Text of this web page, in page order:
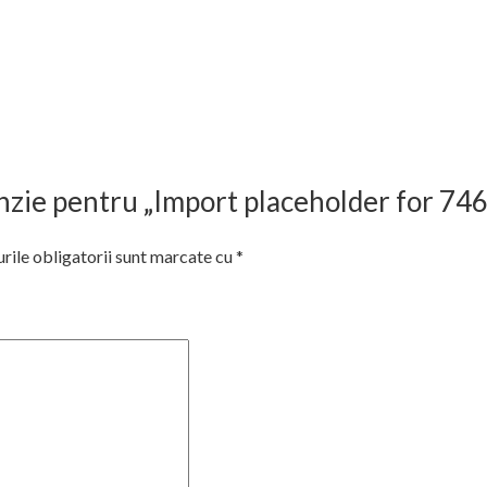
pentru „Import placeholder for
obligatorii sunt marcate cu*